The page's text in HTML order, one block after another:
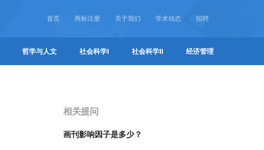
首页 商标注册 关于我们 学术动态 招聘
哲学与人文 社会科学I 社会科学II 经济管理
相关提问
画刊影响因子是多少？